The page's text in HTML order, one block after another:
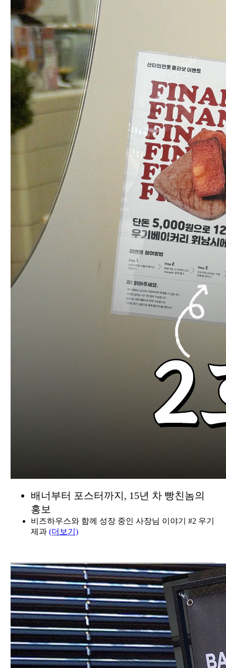
배너부터 포스터까지, 15년 차 빵친놈의
홍보
비즈하우스와 함께 성장 중인 사장님 이야기 #2 우기
제과 (더보기)